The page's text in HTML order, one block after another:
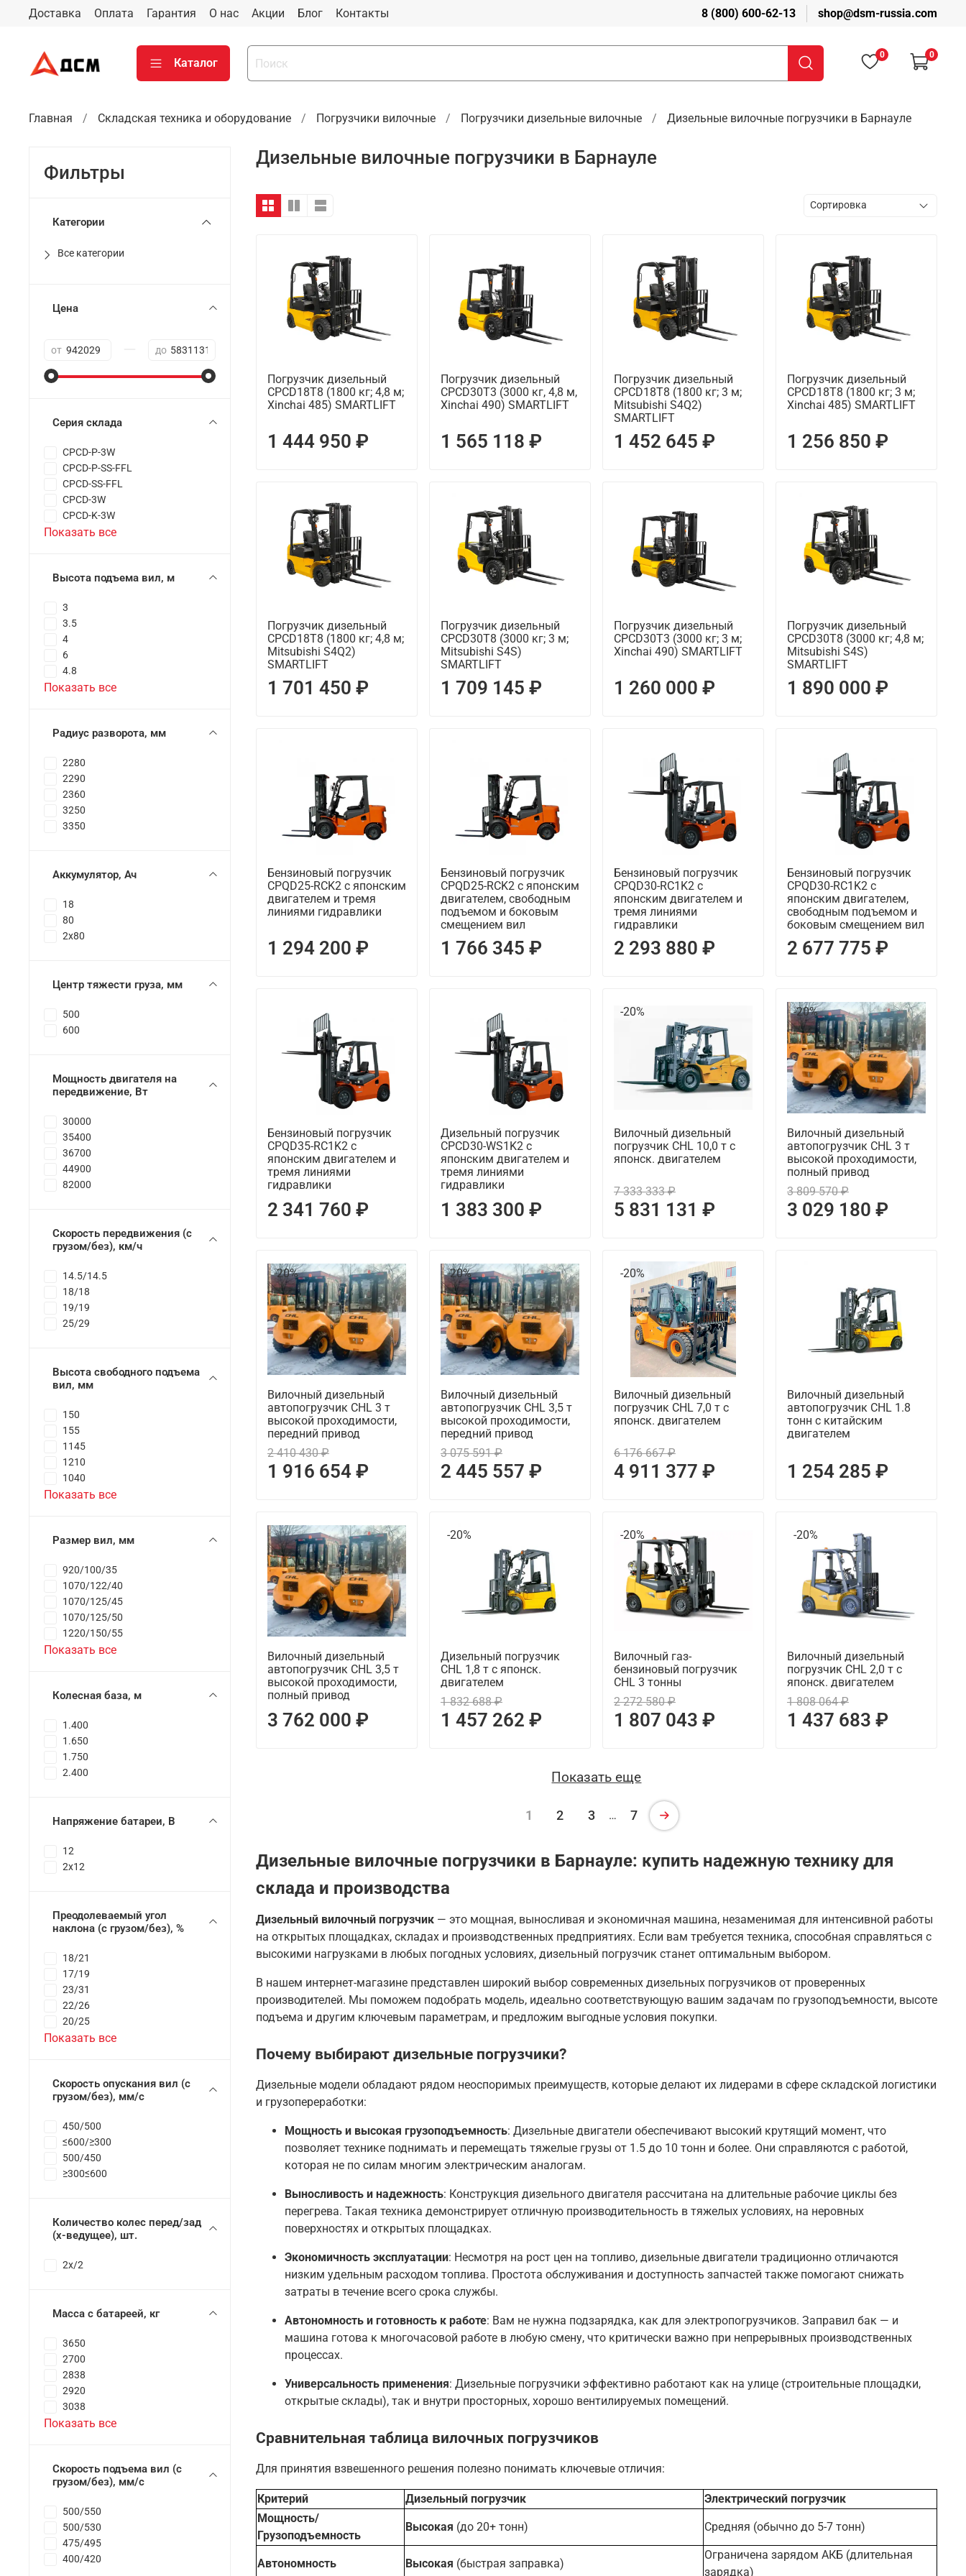
Доставка Оплата Гарантия О нас Акции Блог Контакты 8 (800) 600-62-13 shop@dsm-russia.com
Каталог
0 0
Главная Складская техника и оборудование Погрузчики вилочные Погрузчики дизельные вилочные Дизельные вилочные погрузчики в Барнауле
Дизельные вилочные погрузчики в Барнауле
Погрузчик дизельный
CPCD18T8 (1800 кг; 4,8 м;
Xinchai 485) SMARTLIFT
1 444 950 ₽
Погрузчик дизельный
CPCD30T3 (3000 кг, 4,8 м,
Xinchai 490) SMARTLIFT
1 565 118 ₽
Погрузчик дизельный
CPCD18T8 (1800 кг; 3 м;
Mitsubishi S4Q2)
SMARTLIFT
1 452 645 ₽
Погрузчик дизельный
CPCD18T8 (1800 кг; 3 м;
Xinchai 485) SMARTLIFT
1 256 850 ₽
Погрузчик дизельный
CPCD18T8 (1800 кг; 4,8 м;
Mitsubishi S4Q2)
SMARTLIFT
1 701 450 ₽
Погрузчик дизельный
CPCD30T8 (3000 кг; 3 м;
Mitsubishi S4S)
SMARTLIFT
1 709 145 ₽
Погрузчик дизельный
CPCD30T3 (3000 кг; 3 м;
Xinchai 490) SMARTLIFT
1 260 000 ₽
Погрузчик дизельный
CPCD30T8 (3000 кг; 4,8 м;
Mitsubishi S4S)
SMARTLIFT
1 890 000 ₽
Бензиновый погрузчик
CPQD25-RCK2 с японским
двигателем и тремя
линиями гидравлики
1 294 200 ₽
Бензиновый погрузчик
CPQD25-RCK2 с японским
двигателем, свободным
подъемом и боковым
смещением вил
1 766 345 ₽
Бензиновый погрузчик
CPQD30-RC1K2 с
японским двигателем и
тремя линиями
гидравлики
2 293 880 ₽
Бензиновый погрузчик
CPQD30-RC1K2 с
японским двигателем,
свободным подъемом и
боковым смещением вил
2 677 775 ₽
Бензиновый погрузчик
CPQD35-RC1K2 с
японским двигателем и
тремя линиями
гидравлики
2 341 760 ₽
Дизельный погрузчик
CPCD30-WS1K2 с
японским двигателем и
тремя линиями
гидравлики
1 383 300 ₽
-20%
Вилочный дизельный
погрузчик CHL 10,0 т с
японск. двигателем
7 333 333 ₽
5 831 131 ₽
-20%
Вилочный дизельный
автопогрузчик CHL 3 т
высокой проходимости,
полный привод
3 809 570 ₽
3 029 180 ₽
-20%
Вилочный дизельный
автопогрузчик CHL 3 т
высокой проходимости,
передний привод
2 410 430 ₽
1 916 654 ₽
-20%
Вилочный дизельный
автопогрузчик CHL 3,5 т
высокой проходимости,
передний привод
3 075 591 ₽
2 445 557 ₽
-20%
Вилочный дизельный
погрузчик CHL 7,0 т с
японск. двигателем
6 176 667 ₽
4 911 377 ₽
Вилочный дизельный
автопогрузчик CHL 1.8
тонн с китайским
двигателем
1 254 285 ₽
Вилочный дизельный
автопогрузчик CHL 3,5 т
высокой проходимости,
полный привод
3 762 000 ₽
-20%
Дизельный погрузчик
CHL 1,8 т с японск.
двигателем
1 832 688 ₽
1 457 262 ₽
-20%
Вилочный газ-
бензиновый погрузчик
CHL 3 тонны
2 272 580 ₽
1 807 043 ₽
-20%
Вилочный дизельный
погрузчик CHL 2,0 т с
японск. двигателем
1 808 064 ₽
1 437 683 ₽
Показать еще
1 2 3 … 7
Дизельные вилочные погрузчики в Барнауле: купить надежную технику для
склада и производства
Дизельный вилочный погрузчик— это мощная, выносливая и экономичная машина, незаменимая для интенсивной работы
на открытых площадках, складах и производственных предприятиях. Если вам требуется техника, способная справляться с
высокими нагрузками в любых погодных условиях, дизельный погрузчик станет оптимальным выбором.
В нашем интернет-магазине представлен широкий выбор современных дизельных погрузчиков от проверенных
производителей. Мы поможем подобрать модель, идеально соответствующую вашим задачам по грузоподъемности, высоте
подъема и другим ключевым параметрам, и предложим выгодные условия покупки.
Почему выбирают дизельные погрузчики?
Дизельные модели обладают рядом неоспоримых преимуществ, которые делают их лидерами в сфере складской логистики
и грузопереработки:
Мощность и высокая грузоподъемность: Дизельные двигатели обеспечивают высокий крутящий момент, что
позволяет технике поднимать и перемещать тяжелые грузы от 1.5 до 10 тонн и более. Они справляются с работой,
которая не по силам многим электрическим аналогам.
Выносливость и надежность: Конструкция дизельного двигателя рассчитана на длительные рабочие циклы без
перегрева. Такая техника демонстрирует отличную производительность в тяжелых условиях, на неровных
поверхностях и открытых площадках.
Экономичность эксплуатации: Несмотря на рост цен на топливо, дизельные двигатели традиционно отличаются
низким удельным расходом топлива. Простота обслуживания и доступность запчастей также помогают снижать
затраты в течение всего срока службы.
Автономность и готовность к работе: Вам не нужна подзарядка, как для электропогрузчиков. Заправил бак — и
машина готова к многочасовой работе в любую смену, что критически важно при непрерывных производственных
процессах.
Универсальность применения: Дизельные погрузчики эффективно работают как на улице (строительные площадки,
открытые склады), так и внутри просторных, хорошо вентилируемых помещений.
Сравнительная таблица вилочных погрузчиков
Для принятия взвешенного решения полезно понимать ключевые отличия:
Критерий Дизельный погрузчик
Электрический погрузчик
Мощность/
Грузоподъемность
Высокая (до 20+ тонн) Средняя (обычно до 5-7 тонн)
Автономность Высокая (быстрая заправка)
Ограничена зарядом АКБ (длительная
зарядка)
Фильтры
Категории
Все категории
Цена
от до
Серия склада
CPCD-P-3W
CPCD-P-SS-FFL
CPCD-SS-FFL
CPCD-3W
CPCD-K-3W
Показать все
Высота подъема вил, м
3
3.5
4
6
4.8
Показать все
Радиус разворота, мм
2280
2290
2360
3250
3350
Аккумулятор, Ач
18
80
2x80
Центр тяжести груза, мм
500
600
Мощность двигателя на
передвижение, Вт
30000
35400
36700
44900
82000
Скорость передвижения (с
грузом/без), км/ч
14.5/14.5
18/18
19/19
25/29
Высота свободного подъема
вил, мм
150
155
1145
1210
1040
Показать все
Размер вил, мм
920/100/35
1070/122/40
1070/125/45
1070/125/50
1220/150/55
Показать все
Колесная база, м
1.400
1.650
1.750
2.400
Напряжение батареи, B
12
2x12
Преодолеваемый угол
наклона (с грузом/без), %
18/21
17/19
23/31
22/26
20/25
Показать все
Скорость опускания вил (с
грузом/без), мм/с
450/500
≤600/≥300
500/450
≥300≤600
Количество колес перед/зад
(x-ведущее), шт.
2x/2
Масса с батареей, кг
3650
2700
2838
2920
3038
Показать все
Скорость подъема вил (с
грузом/без), мм/с
500/550
500/530
475/495
400/420